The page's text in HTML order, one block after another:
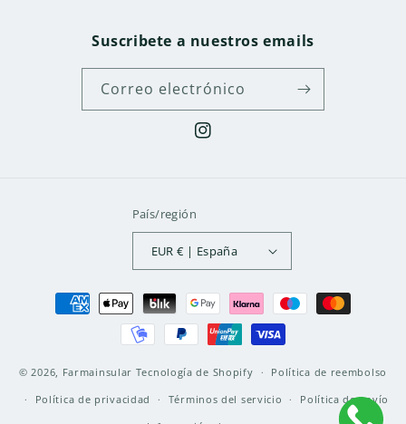
Suscribete a nuestros emails
Correo electrónico
Instagram
País/región
EUR € | España
Formas
© 2026, Farmainsular Tecnología de Shopify
Política de reembolso
Política de privacidad
Términos del servicio
Política de envío